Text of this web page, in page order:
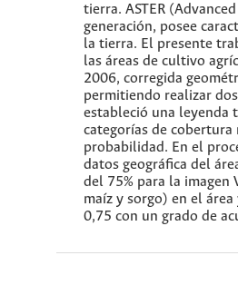
tierra. ASTER
generación, posee
la tierra. El presente
las áreas de cultivo
2006, corregida
permitiendo realizar
estableció una leyenda
categorías de cobertura
probabilidad. En el
datos geográfica del
del 75% para la imagen
maíz y sorgo) en el
0,75 con un grado de